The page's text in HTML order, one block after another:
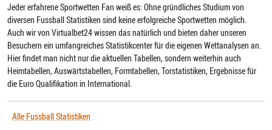
Jeder erfahrene Sportwetten Fan weiß es: Ohne gründliches Studium von
diversen Fussball Statistiken sind keine erfolgreiche Sportwetten möglich.
Auch wir von Virtualbet24 wissen das natürlich und bieten daher unseren
Besuchern ein umfangreiches Statistikcenter für die eigenen Wettanalysen an.
Hier findet man nicht nur die aktuellen Tabellen, sondern weiterhin auch
Heimtabellen, Auswärtstabellen, Formtabellen, Torstatistiken, Ergebnisse für
die Euro Qualifikation in International.
Alle Fussball Statistiken